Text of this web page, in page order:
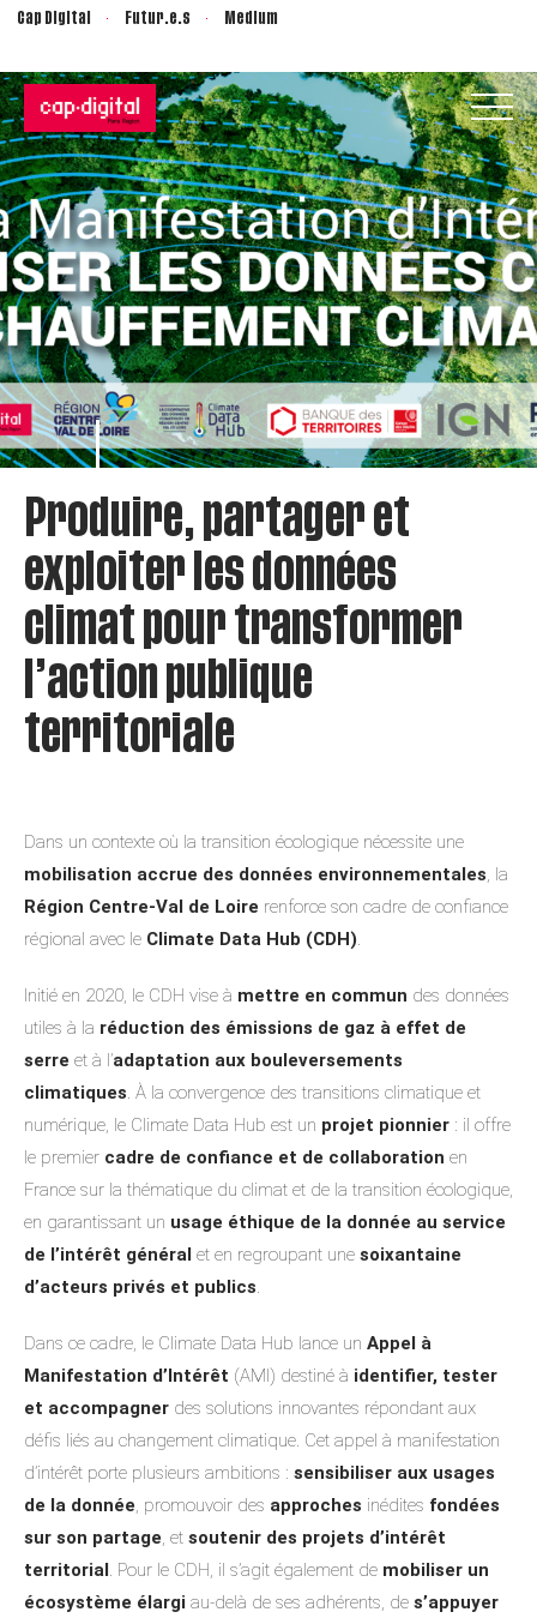
Cap Digital Futur.e.s Medium
Produire, partager et
exploiter les données
climat pour transformer
l’action publique
territoriale
Dans un contexte où la transition écologique nécessite une
mobilisation accrue des données environnementales, la
Région Centre-Val de Loire renforce son cadre de confiance
régional avec le Climate Data Hub (CDH).
Initié en 2020, le CDH vise à mettre en commun des données
utiles à la réduction des émissions de gaz à effet de
serre et à l’adaptation aux bouleversements
climatiques. À la convergence des transitions climatique et
numérique, le Climate Data Hub est un projet pionnier : il offre
le premier cadre de confiance et de collaboration en
France sur la thématique du climat et de la transition écologique,
en garantissant un usage éthique de la donnée au service
de l’intérêt général et en regroupant une soixantaine
d’acteurs privés et publics.
Dans ce cadre, le Climate Data Hub lance un Appel à
Manifestation d’Intérêt (AMI) destiné à identifier, tester
et accompagner des solutions innovantes répondant aux
défis liés au changement climatique. Cet appel à manifestation
d’intérêt porte plusieurs ambitions : sensibiliser aux usages
de la donnée, promouvoir des approches inédites fondées
sur son partage, et soutenir des projets d’intérêt
territorial. Pour le CDH, il s’agit également de mobiliser un
écosystème élargi au-delà de ses adhérents, de s’appuyer